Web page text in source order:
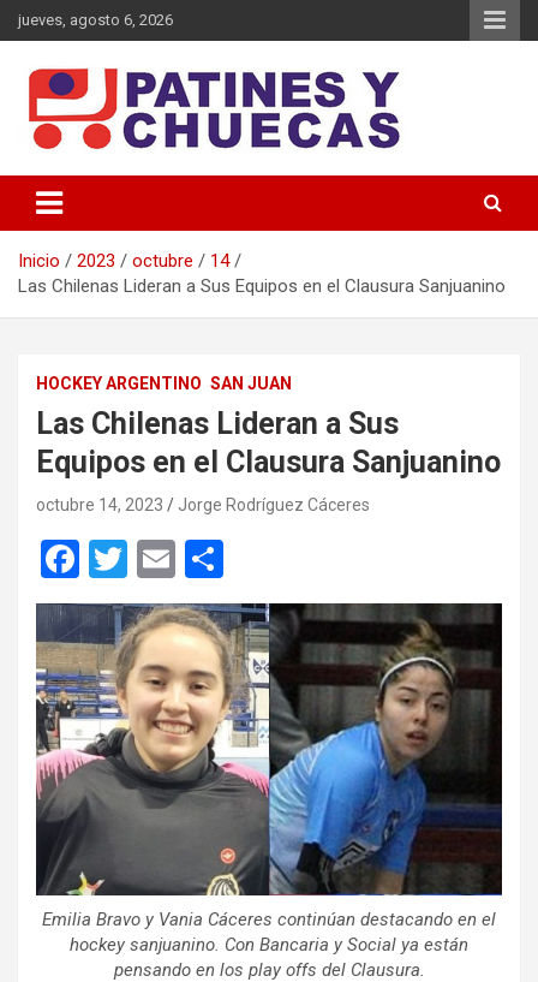
Saltar
al
jueves, agosto 6, 2026
Patines y Chuecas
Inicio 2023 octubre
14
Las Chilenas Lideran a Sus Equipos en el Clausura Sanjuanino
HOCKEY ARGENTINO SAN JUAN
Las Chilenas Lideran a Sus
Equipos en el Clausura Sanjuanino
octubre 14, 2023 Jorge Rodríguez Cáceres
F
a
ce
b
o
o
k
T
wi
tt
er
E
m
ail
o
m
p
ar
tir
Emilia Bravo y Vania Cáceres continúan destacando en el
hockey sanjuanino. Con Bancaria y Social ya están
pensando en los play offs del Clausura.